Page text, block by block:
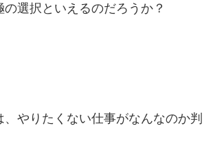
選択といえるのだろうか？
、やりたくない仕事がなんなのか判